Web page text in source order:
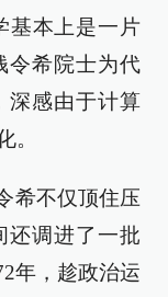
基本上是一片
令希院士为代
深感由于计算
。
希不仅顶住压
还调进了一批
年，趁政治运